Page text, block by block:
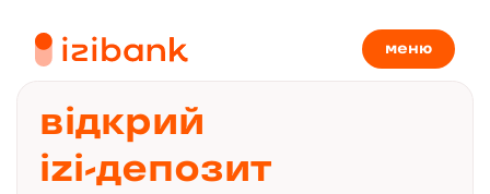
меню
відкрий
izi-депозит